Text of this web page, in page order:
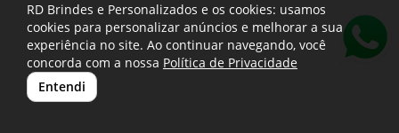
RD Brindes e Personalizados e os cookies: usamos
cookies para personalizar anúncios e melhorar a sua
experiência no site. Ao continuar navegando, você
concorda com a nossa Política de Privacidade
Entendi